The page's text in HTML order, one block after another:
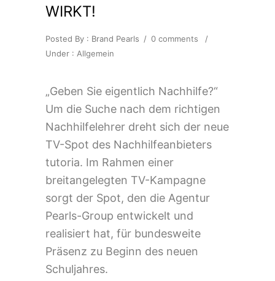
WIRKT!
Posted By : Brand Pearls / 0 comments
/
Under : Allgemein
„Geben Sie eigentlich Nachhilfe?“
Um die Suche nach dem richtigen
Nachhilfelehrer dreht sich der neue
TV-Spot des Nachhilfeanbieters
tutoria. Im Rahmen einer
breitangelegten TV-Kampagne
sorgt der Spot, den die Agentur
Pearls-Group entwickelt und
realisiert hat, für bundesweite
Präsenz zu Beginn des neuen
Schuljahres.